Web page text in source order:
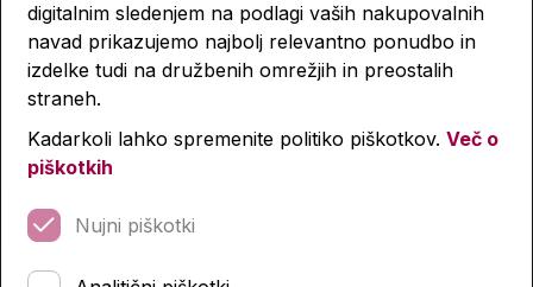
digitalnim sledenjem na podlagi vaših nakupovalnih
navad prikazujemo najbolj relevantno ponudbo in
izdelke tudi na družbenih omrežjih in preostalih
straneh.
Kadarkoli lahko spremenite politiko piškotkov. Več o
piškotkih
Nujni piškotki